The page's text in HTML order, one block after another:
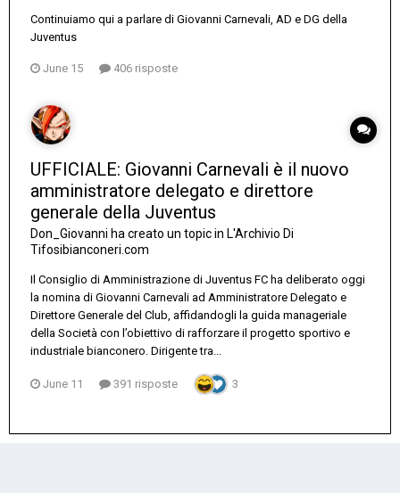
Continuiamo qui a parlare di Giovanni Carnevali, AD e DG della
Juventus
June 15 406 risposte
UFFICIALE: Giovanni Carnevali è il nuovo
amministratore delegato e direttore
generale della Juventus
Don_Giovanni ha creato un topic in L'Archivio Di
Tifosibianconeri.com
Il Consiglio di Amministrazione di Juventus FC ha deliberato oggi
la nomina di Giovanni Carnevali ad Amministratore Delegato e
Direttore Generale del Club, affidandogli la guida manageriale
della Società con l’obiettivo di rafforzare il progetto sportivo e
industriale bianconero. Dirigente tra...
June 11 391 risposte 3